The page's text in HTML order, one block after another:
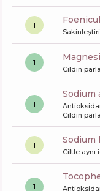
1
1
Cildin
1
Cildin
1
Ciltle aynı
1